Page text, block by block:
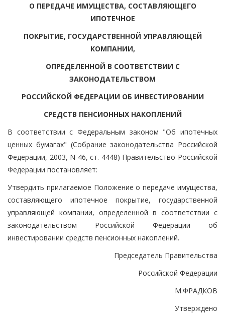
О ПЕРЕДАЧЕ ИМУЩЕСТВА, СОСТАВЛЯЮЩЕГО
ИПОТЕЧНОЕ
ПОКРЫТИЕ, ГОСУДАРСТВЕННОЙ УПРАВЛЯЮЩЕЙ
КОМПАНИИ,
ОПРЕДЕЛЕННОЙ В СООТВЕТСТВИИ С
ЗАКОНОДАТЕЛЬСТВОМ
РОССИЙСКОЙ ФЕДЕРАЦИИ ОБ ИНВЕСТИРОВАНИИ
СРЕДСТВ ПЕНСИОННЫХ НАКОПЛЕНИЙ
В соответствии с Федеральным законом "Об ипотечных
ценных бумагах" (Собрание законодательства Российской
Федерации, 2003, N 46, ст. 4448) Правительство Российской
Федерации постановляет:
Утвердить прилагаемое Положение о передаче имущества,
составляющего ипотечное покрытие, государственной
управляющей компании, определенной в соответствии с
законодательством Российской Федерации об
инвестировании средств пенсионных накоплений.
Председатель Правительства
Российской Федерации
М.ФРАДКОВ
Утверждено